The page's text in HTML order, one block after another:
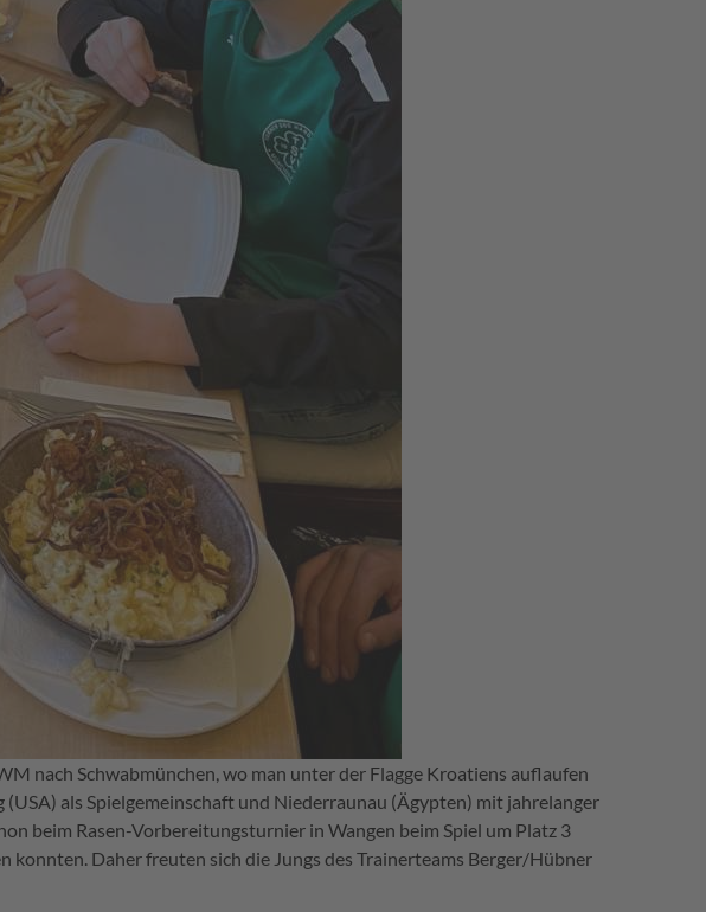
nach Schwabmünchen, wo man unter der Flagge Kroatiens auflaufen
als Spielgemeinschaft und Niederraunau (Ägypten) mit jahrelanger
beim Rasen-Vorbereitungsturnier in Wangen beim Spiel um Platz 3
konnten. Daher freuten sich die Jungs des Trainerteams Berger/Hübner